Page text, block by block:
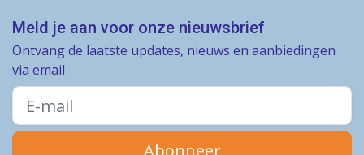
Meld je aan voor onze nieuwsbrief
Ontvang de laatste updates, nieuws en aanbiedingen
via email
Abonneer